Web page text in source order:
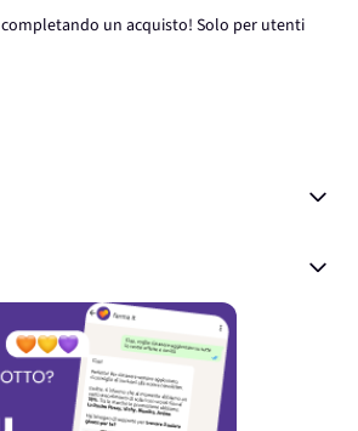
completando un acquisto! Solo per utenti